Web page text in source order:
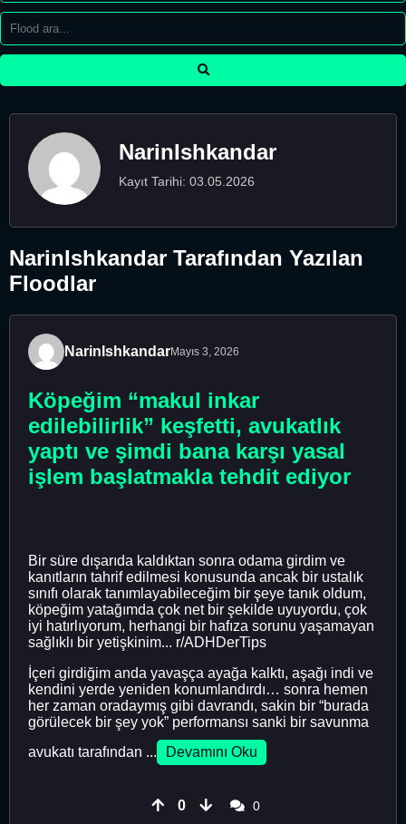
NarinIshkandar
Kayıt Tarihi: 03.05.2026
NarinIshkandar Tarafından Yazılan
Floodlar
NarinIshkandarMayıs 3, 2026
Köpeğim “makul inkar
edilebilirlik” keşfetti, avukatlık
yaptı ve şimdi bana karşı yasal
işlem başlatmakla tehdit ediyor
Bir süre dışarıda kaldıktan sonra odama girdim ve
kanıtların tahrif edilmesi konusunda ancak bir ustalık
sınıfı olarak tanımlayabileceğim bir şeye tanık oldum,
köpeğim yatağımda çok net bir şekilde uyuyordu, çok
iyi hatırlıyorum, herhangi bir hafıza sorunu yaşamayan
sağlıklı bir yetişkinim... r/ADHDerTips
İçeri girdiğim anda yavaşça ayağa kalktı, aşağı indi ve
kendini yerde yeniden konumlandırdı… sonra hemen
her zaman oradaymış gibi davrandı, sakin bir “burada
görülecek bir şey yok” performansı sanki bir savunma
avukatı tarafından ...
Devamını Oku
0
0